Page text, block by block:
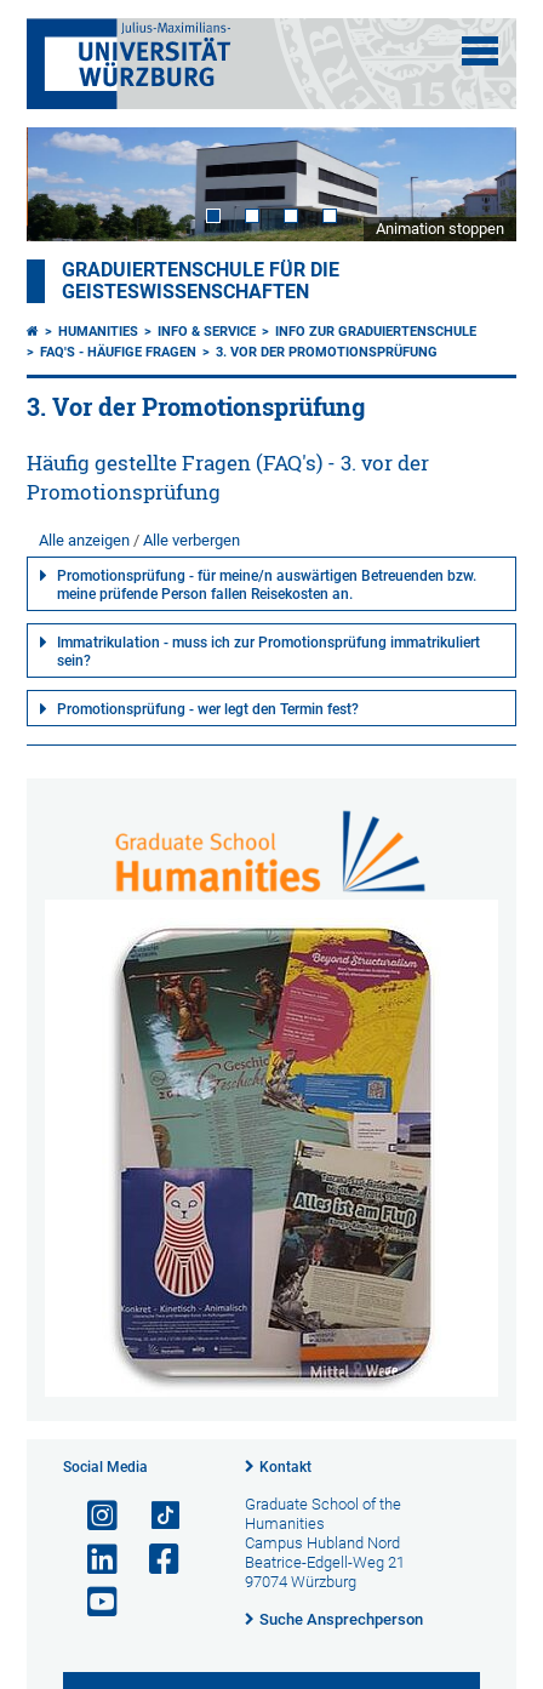
Animation stoppen
GRADUIERTENSCHULE FÜR DIE
GEISTESWISSENSCHAFTEN
HUMANITIES INFO & SERVICE
INFO ZUR GRADUIERTENSCHULE
FAQ'S - HÄUFIGE FRAGEN
3. VOR DER PROMOTIONSPRÜFUNG
3. Vor der Promotionsprüfung
Häufig gestellte Fragen (FAQ's) - 3. vor der
Promotionsprüfung
Alle anzeigen Alle verbergen
Promotionsprüfung - für meine/n auswärtigen Betreuenden bzw.
meine prüfende Person fallen Reisekosten an.
Immatrikulation - muss ich zur Promotionsprüfung immatrikuliert
sein?
Promotionsprüfung - wer legt den Termin fest?
Social Media Kontakt
Graduate School of the
Humanities
Campus Hubland Nord
Beatrice-Edgell-Weg 21
97074 Würzburg
Suche Ansprechperson